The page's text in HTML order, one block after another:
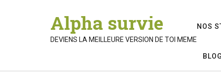
Alpha survie
DEVIENS LA MEILLEURE VERSION DE TOI MEME
NOS